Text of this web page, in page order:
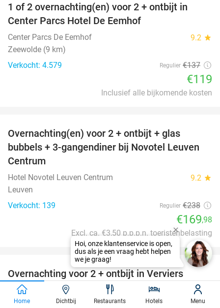
1 of 2 overnachting(en) voor 2 + ontbijt in
Center Parcs Hotel De Eemhof
Center Parcs De Eemhof 9.2 star
Zeewolde (9 km)
Verkocht: 4.579
Regulier €137
€119
Inclusief alle bijkomende kosten
Overnachting(en) voor 2 + ontbijt + glas
bubbels + 3-gangendiner bij Novotel Leuven
Centrum
Hotel Novotel Leuven Centrum 9.2 star
Leuven
Verkocht: 139
Regulier €238
€169,98
Excl. ca. €3,50 p.p.p.n. toeristenbelasting
favorite_border
Overnachting voor 2 + ontbijt in Verviers
Van der Valk Hotel Verviers 9.4
Verviers
Home Dichtbij Restaurants Hotels Menu